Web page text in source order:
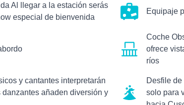
Al llegar a la estación serás
especial de bienvenida
Equipaje
Coche
ofrece
ríos
y cantantes interpretarán
danzantes añaden diversión y
Desfile
solo para